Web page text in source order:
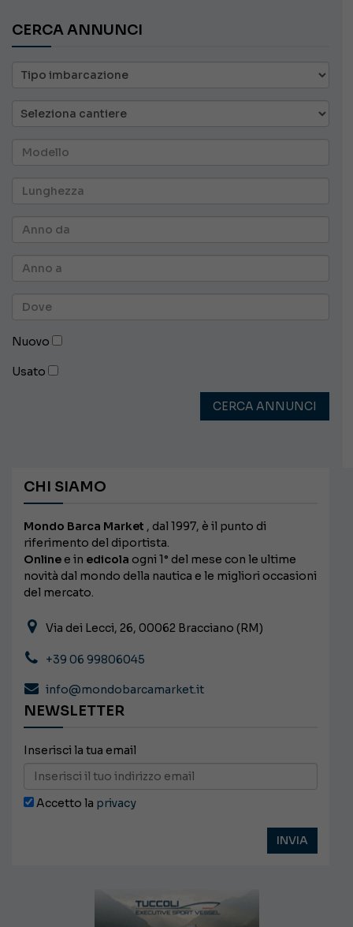
CERCA ANNUNCI
Nuovo
Usato
CERCA ANNUNCI
CHI SIAMO
Mondo Barca Market , dal 1997, è il punto di
riferimento del diportista.
Online e in edicola ogni 1° del mese con le ultime
novità dal mondo della nautica e le migliori occasioni
del mercato.
Via dei Lecci, 26, 00062 Bracciano (RM)
+39 06 99806045
info@mondobarcamarket.it
NEWSLETTER
Inserisci la tua email
Accetto la privacy